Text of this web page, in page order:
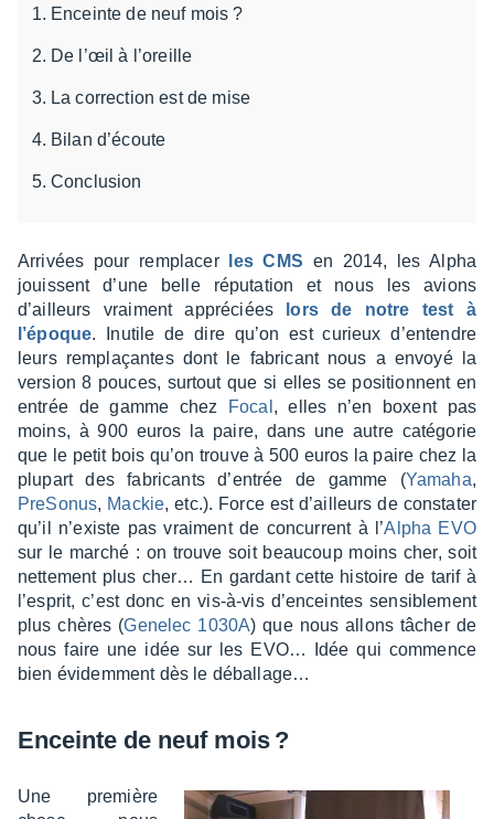
Enceinte de neuf mois ?
De l’œil à l’oreille
La correction est de mise
Bilan d’écoute
Conclusion
Arri­vées pour rempla­cer les CMS en 2014, les Alpha
jouissent d’une belle répu­ta­tion et nous les avions
d’ailleurs vrai­ment appré­ciées
lors de notre test à
l’époque. Inutile de dire qu’on est curieux d’en­tendre
leurs remplaçantes dont le fabri­cant nous a envoyé la
version 8 pouces, surtout que si elles se posi­tionnent en
entrée de gamme chez
Focal , elles n’en boxent pas
moins, à 900 euros la paire, dans une autre caté­go­rie
que le petit bois qu’on trouve à 500 euros la paire chez la
plupart des fabri­cants d’en­trée de gamme (Yamaha,
PreSo­nus, Mackie, etc.). Force est d’ailleurs de consta­ter
qu’il n’existe pas vrai­ment de concur­rent à l’Alpha EVO
sur le marché : on trouve soit beau­coup moins cher, soit
nette­ment plus cher… En gardant cette histoire de tarif à
l’es­prit, c’est donc en vis-à-vis d’en­ceintes sensi­ble­ment
plus chères (Gene­lec 1030A) que nous allons tâcher de
nous faire une idée sur les EVO… Idée qui commence
bien évidem­ment dès le débal­la­ge…
Enceinte de neuf mois ?
Une première